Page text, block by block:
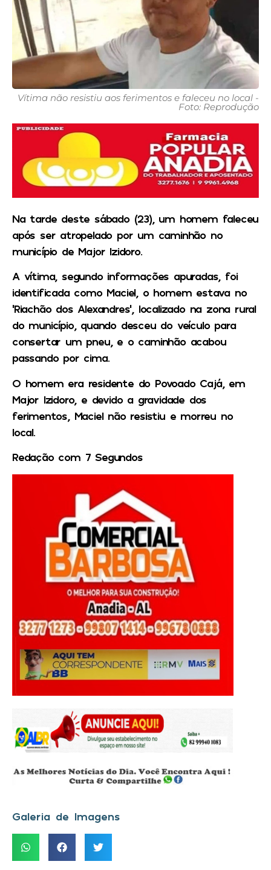
Vítima não resistiu aos ferimentos e faleceu no local -
Foto: Reprodução
Na tarde deste sábado (23), um homem faleceu
após ser atropelado por um caminhão no
município de Major Izidoro.
A vítima, segundo informações apuradas, foi
identificada como Maciel, o homem estava no
‘Riachão dos Alexandres’, localizado na zona rural
do município, quando desceu do veículo para
consertar um pneu, e o caminhão acabou
passando por cima.
O homem era residente do Povoado Cajá, em
Major Izidoro, e devido a gravidade dos
ferimentos, Maciel não resistiu e morreu no
local.
Redação com 7 Segundos
Galeria de Imagens